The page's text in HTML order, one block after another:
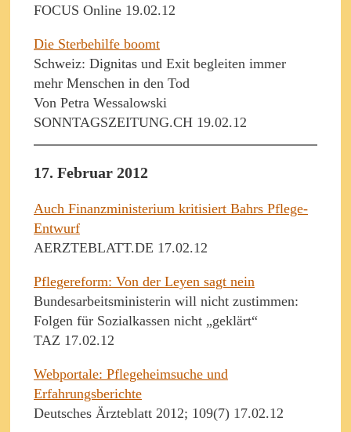
FOCUS Online 19.02.12
Die Sterbehilfe boomt
Schweiz: Dignitas und Exit begleiten immer
mehr Menschen in den Tod
Von Petra Wessalowski
SONNTAGSZEITUNG.CH 19.02.12
17. Februar 2012
Auch Finanzministerium kritisiert Bahrs Pflege-
Entwurf
AERZTEBLATT.DE 17.02.12
Pflegereform: Von der Leyen sagt nein
Bundesarbeitsministerin will nicht zustimmen:
Folgen für Sozialkassen nicht „geklärt“
TAZ 17.02.12
Webportale: Pflegeheimsuche und
Erfahrungsberichte
Deutsches Ärzteblatt 2012; 109(7) 17.02.12